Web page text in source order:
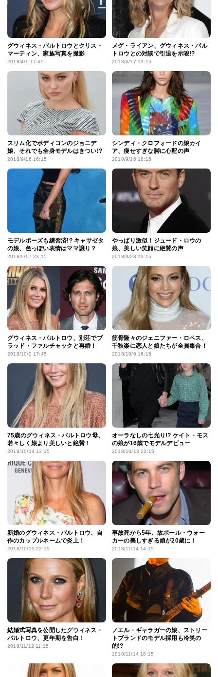
グウィネス・パルトロウとクリス・
マーティン、家族写真を撮影
2018/4/1 17:45
メグ・ライアン、グウィネス・パル
トロウとの対談で引退を示唆!?
2018/6/17 13:15
スリム化でボディコンのジョニデ
娘、それでも全身モデルはきつい!?
2018/9/16 16:15
シンディ・クロフォードの娘カイ
ア、痩せすぎな脚に心配の声
2018/9/16 18:15
モデルポーズも練習済!? キャサゼタ
の娘、色っぽい表情はママ譲り？
2018/9/17 23:15
やっぱり激似！ジュード・ロウの
娘、美しい笑顔に絶賛の声
2018/9/23 13:15
グウィネス・パルトロウ、別荘でブ
ラッド・ファルチャックと再婚！
2018/10/2 17:45
筋骨隆々のジェニファー・ロペス、
千秋楽に恋人と娘たちが全員集合！
2018/10/6 16:15
75歳のグウィネス・パルトロウ母、
若々しく娘より美しいと絶賛！
2018/10/14 13:15
オーラなしの七光り!? ケイト・モス
の娘が16歳でモデルデビュー
2018/10/13 23:15
新婚のグウィネス・パルトロウ、自
作のカップルネームで炎上！
2018/10/15 22:15
事故死から5年、故ポール・ウォー
カーの美しすぎる娘が20歳に！
2018/11/14 14:15
結婚式写真を公開したグウィネス・
パルトロウ、更年期を告白！
2018/11/12 11:15
ノエル・ギャラガーの娘、ストリー
トブランドのモデル採用も冷笑の
的!?
2018/11/14 18:15